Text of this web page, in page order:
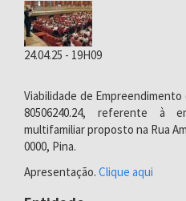
24.04.25 - 19H09
Viabilidade de
80506240.24, referente à
multifamiliar proposto na Rua
0000, Pina.
Apresentação. Clique aqui